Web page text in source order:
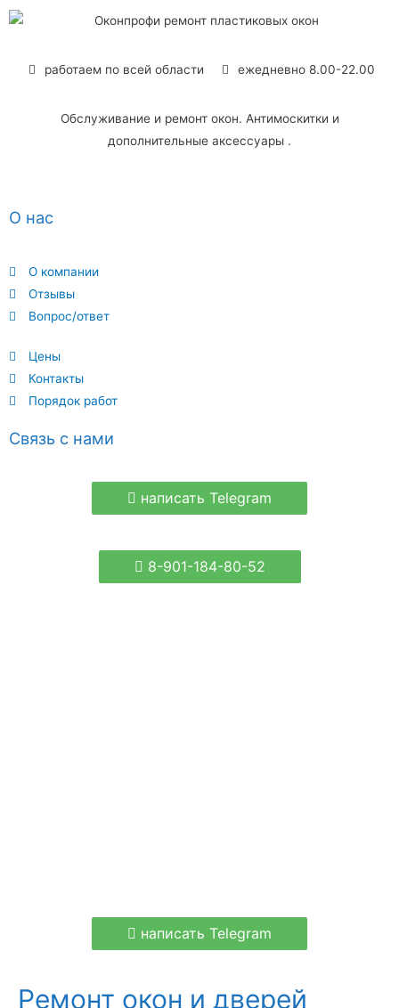
Связь с нами
написать Telegram
8-901-184-80-52
О нас
О компании
Отзывы
Вопрос/ответ
Цены
Контакты
Порядок работ
работаем по всей области ежедневно 8.00-22.00
Обслуживание и ремонт окон. Антимоскитки и
дополнительные аксессуары .
написать Telegram
Ремонт окон и дверей